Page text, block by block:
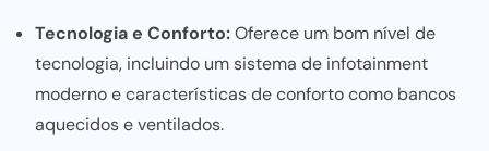
Tecnologia e Conforto:Oferece um bom nível de
tecnologia, incluindo um sistema de infotainment
moderno e características de conforto como bancos
aquecidos e ventilados.